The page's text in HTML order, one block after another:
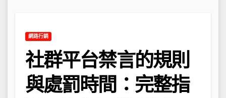
網路行銷
社群平台禁言的規則
與處罰時間：完整指